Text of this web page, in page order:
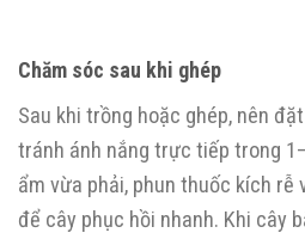
Chăm sóc sau khi ghép
Sau khi trồng hoặc ghép, nên
tránh ánh nắng trực tiếp trong
ẩm vừa phải, phun thuốc kích rễ
để cây phục hồi nhanh. Khi cây